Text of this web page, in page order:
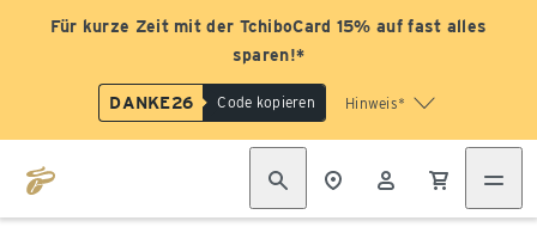
Für kurze Zeit mit der TchiboCard 15% auf fast alles
sparen!*
DANKE26 Code kopieren Hinweis*